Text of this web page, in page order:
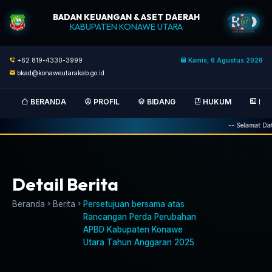
BADAN KEUANGAN & ASET DAERAH
KABUPATEN KONAWE UTARA
+62 819-4330-3999
bkad@konaweutarakab.go.id
Kamis, 6 Agustus 2026
BERANDA PROFIL BIDANG HUKUM
-- Selamat
Detail Berita
Beranda Berita
Persetujuan bersama atas
Rancangan Perda Perubahan
APBD Kabupaten Konawe
Utara Tahun Anggaran 2025